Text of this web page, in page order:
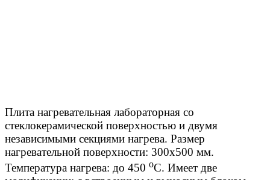
Плита нагревательная лабораторная со
стеклокерамической поверхностью и двумя
независимыми секциями нагрева. Размер
нагревательной поверхности: 300х500 мм.
Температура нагрева: до 450 оС. Имеет две